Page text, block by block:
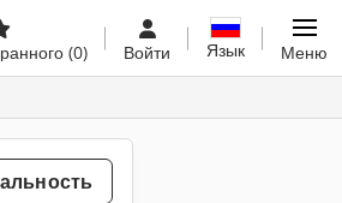
(0) Войти Язык Меню